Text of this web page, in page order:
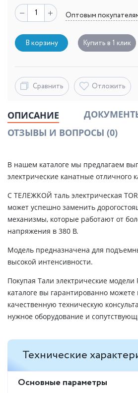
Оптовым
В корзину Купить в 1 клик
Сравнить Отложить
ОПИСАНИЕ
ОТЗЫВЫ И ВОПРОСЫ (0)
В нашем каталоге мы предлагаем
электрические канатные отличного
С ТЕЛЕЖКОЙ таль электрическая
может успешно заменить
механизмы, которые работают от
напряжения в 380 В.
Модель предназначена для
высокой интенсивности.
Покупая Тали электрические
каталоге вы гарантированно можете
качественную техническую
нужное оборудование и
Технические
Основные параметры